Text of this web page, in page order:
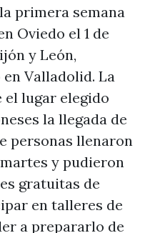
primera semana
Oviedo el 1 de
y León,
Valladolid. La
el lugar elegido
la llegada de
personas llenaron
y pudieron
gratuitas de
en talleres de
a prepararlo de